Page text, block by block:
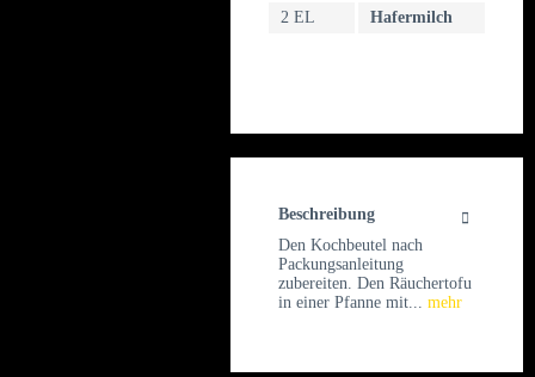
2 EL
Hafermilch
Beschreibung
Den Kochbeutel nach
Packungsanleitung
zubereiten. Den Räuchertofu
in einer Pfanne mit... mehr